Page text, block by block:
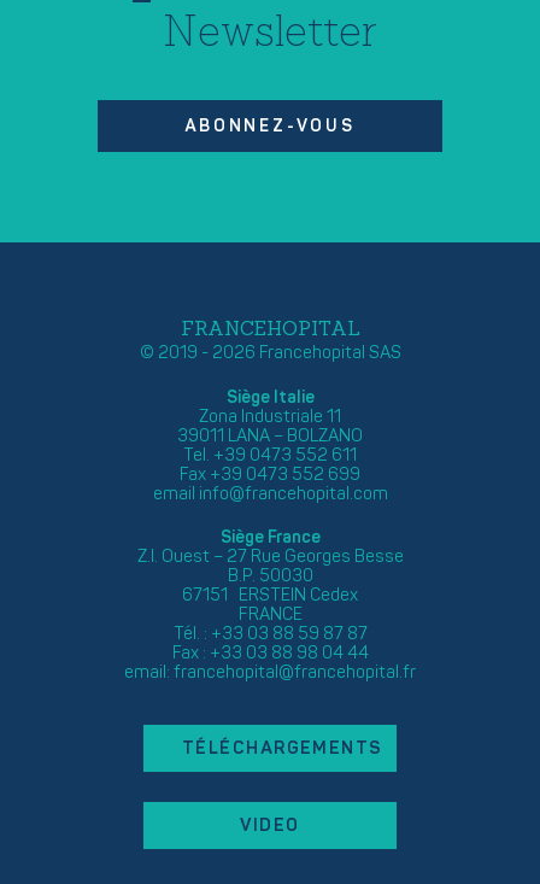
Newsletter
ABONNEZ-VOUS
FRANCEHOPITAL
© 2019 - 2026 Francehopital SAS
Siège Italie
Zona Industriale 11
39011 LANA – BOLZANO
Tel. +39 0473 552 611
Fax +39 0473 552 699
email info@francehopital.com
Siège France
Z.I. Ouest – 27 Rue Georges Besse
B.P. 50030
67151 ERSTEIN Cedex
FRANCE
Tél. : +33 03 88 59 87 87
Fax : +33 03 88 98 04 44
email: francehopital@francehopital.fr
TÉLÉCHARGEMENTS
VIDEO